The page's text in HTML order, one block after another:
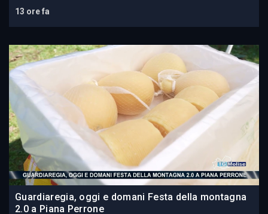
13 ore fa
Guardiaregia, oggi e domani Festa della montagna
2.0 a Piana Perrone